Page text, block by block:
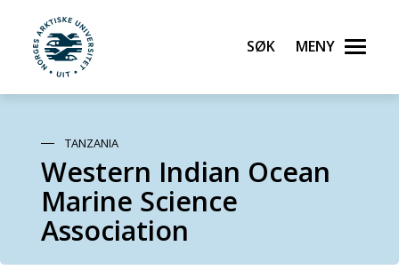
Gå til hovedinnhold
UiT Norges arktiske universitet
Søk Meny
TANZANIA
Western Indian Ocean
Marine Science
Association